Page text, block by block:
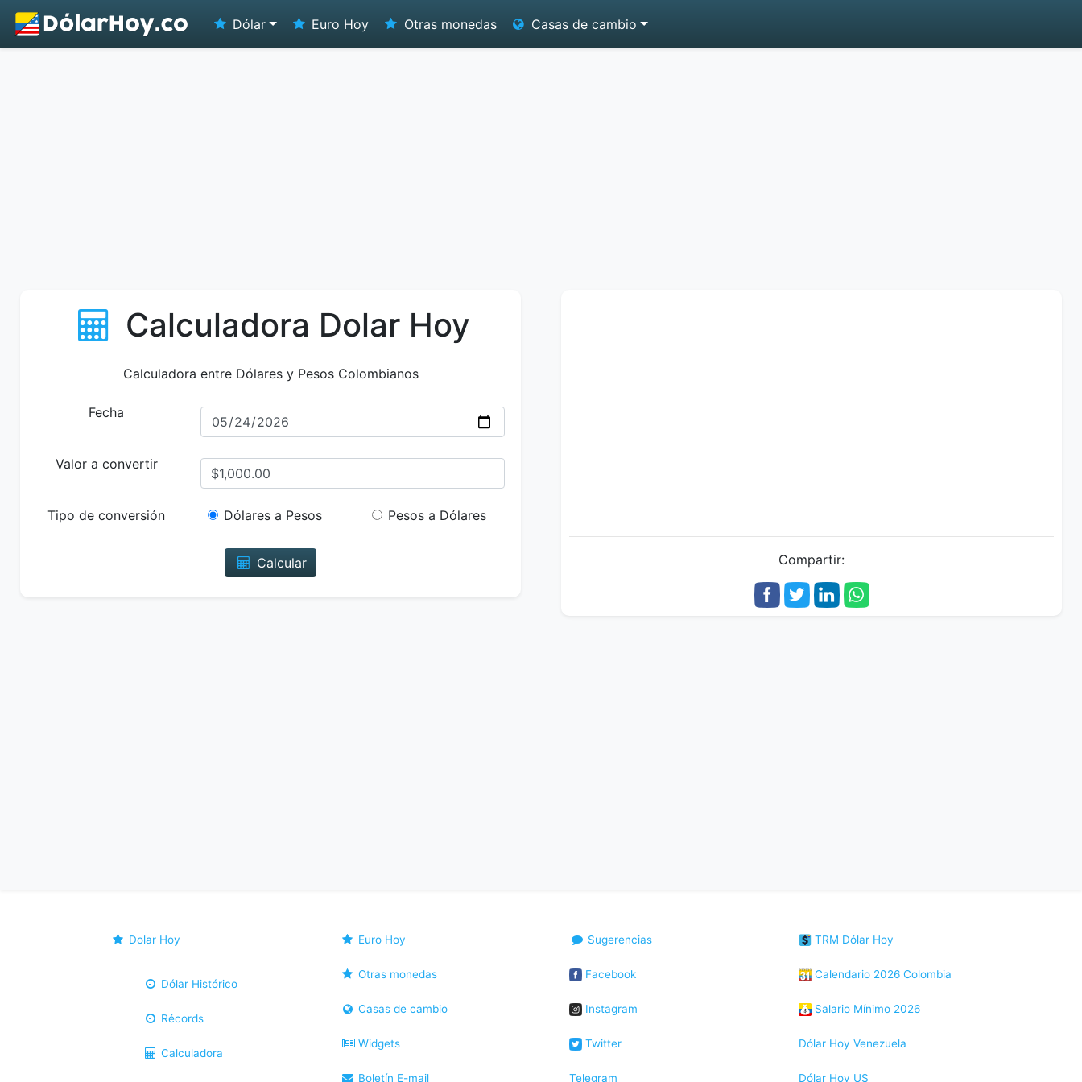
Dólar Euro Hoy Otras monedas Casas de cambio
Calculadora Dolar Hoy
Calculadora entre Dólares y Pesos Colombianos
Fecha
Valor a convertir
Tipo de conversión Dólares a Pesos Pesos a Dólares
Calcular Compartir:
Dolar Hoy
Dólar Histórico
Récords
Calculadora
Euro Hoy
Otras monedas
Casas de cambio
Widgets
Boletín E-mail
Sugerencias
Facebook
Instagram
Twitter
Telegram
TRM Dólar Hoy
Calendario 2026 Colombia
Salario Mínimo 2026
Dólar Hoy Venezuela
Dólar Hoy US